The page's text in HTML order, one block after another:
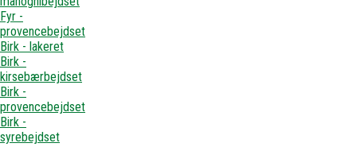
Fyr -
provencebejdset
Birk - lakeret
Birk -
kirsebærbejdset
Birk -
provencebejdset
Birk -
syrebejdset